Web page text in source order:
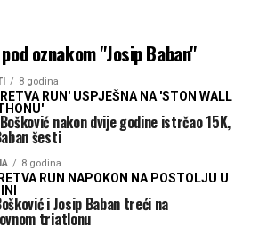
oznakom "Josip Baban"
8 godina
RUN' USPJEŠNA NA 'STON WALL
nakon dvije godine istrčao 15K,
šesti
8 godina
RUN NAPOKON NA POSTOLJU U
i Josip Baban treći na
triatlonu